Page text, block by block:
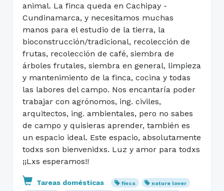
animal. La finca queda en Cachipay -
Cundinamarca, y necesitamos muchas
manos para el estudio de la tierra, la
bioconstrucción/tradicional, recolección de
frutas, recolección de café, siembra de
árboles frutales, siembra en general, limpieza
y mantenimiento de la finca, cocina y todas
las labores del campo. Nos encantaría poder
trabajar con agrónomos, ing. civiles,
arquitectos, ing. ambientales, pero no sabes
de campo y quisieras aprender, también es
un espacio ideal. Este espacio, absolutamente
todxs son bienvenidxs. Luz y amor para todxs
¡¡Lxs esperamos!!
Tareas domésticas finca
nature lover